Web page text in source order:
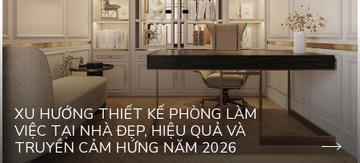
XU HƯỚNG THIẾT KẾ PHÒNG LÀM
VIỆC TẠI NHÀ ĐẸP, HIỆU QUẢ VÀ
TRUYỀN CẢM HỨNG NĂM 2026